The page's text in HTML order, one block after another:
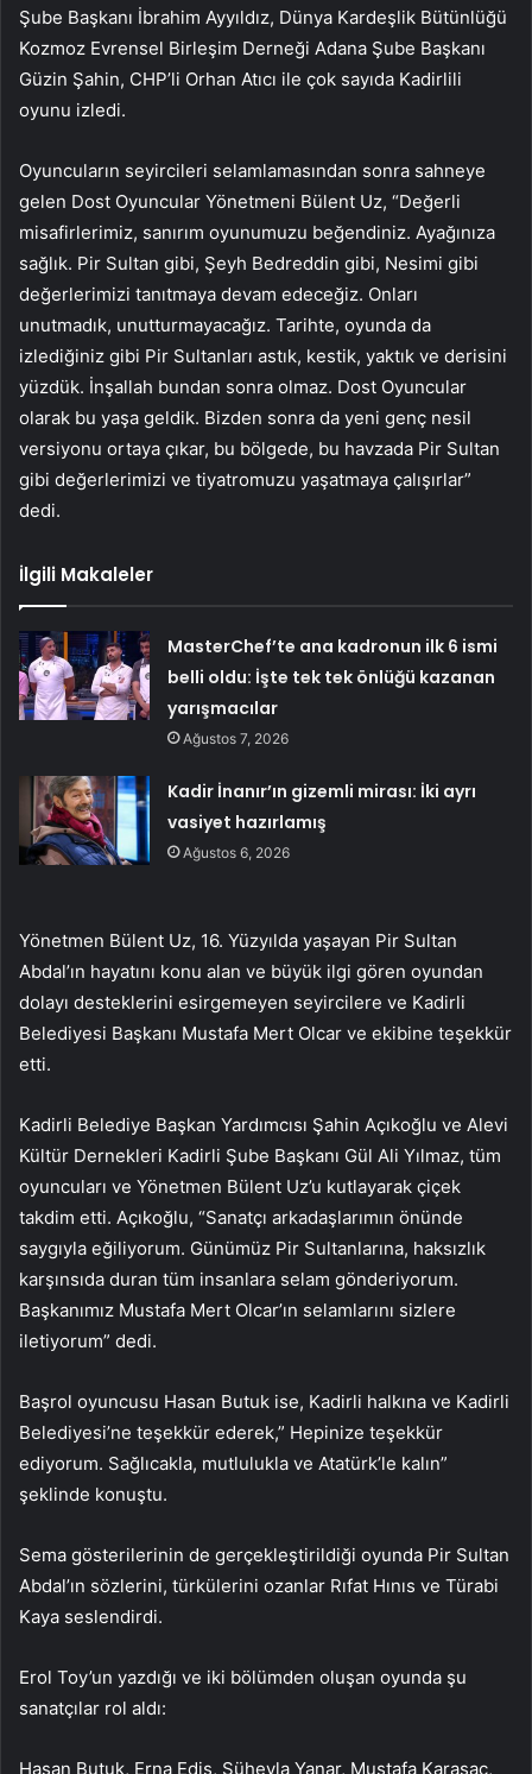
Şube Başkanı İbrahim Ayyıldız, Dünya Kardeşlik Bütünlüğü
Kozmoz Evrensel Birleşim Derneği Adana Şube Başkanı
Güzin Şahin, CHP’li Orhan Atıcı ile çok sayıda Kadirlili
oyunu izledi.
Oyuncuların seyircileri selamlamasından sonra sahneye
gelen Dost Oyuncular Yönetmeni Bülent Uz, “Değerli
misafirlerimiz, sanırım oyunumuzu beğendiniz. Ayağınıza
sağlık. Pir Sultan gibi, Şeyh Bedreddin gibi, Nesimi gibi
değerlerimizi tanıtmaya devam edeceğiz. Onları
unutmadık, unutturmayacağız. Tarihte, oyunda da
izlediğiniz gibi Pir Sultanları astık, kestik, yaktık ve derisini
yüzdük. İnşallah bundan sonra olmaz. Dost Oyuncular
olarak bu yaşa geldik. Bizden sonra da yeni genç nesil
versiyonu ortaya çıkar, bu bölgede, bu havzada Pir Sultan
gibi değerlerimizi ve tiyatromuzu yaşatmaya çalışırlar”
dedi.
İlgili Makaleler
MasterChef’te ana kadronun ilk 6 ismi
belli oldu: İşte tek tek önlüğü kazanan
yarışmacılar
Ağustos 7, 2026
Kadir İnanır’ın gizemli mirası: İki ayrı
vasiyet hazırlamış
Ağustos 6, 2026
Yönetmen Bülent Uz, 16. Yüzyılda yaşayan Pir Sultan
Abdal’ın hayatını konu alan ve büyük ilgi gören oyundan
dolayı desteklerini esirgemeyen seyircilere ve Kadirli
Belediyesi Başkanı Mustafa Mert Olcar ve ekibine teşekkür
etti.
Kadirli Belediye Başkan Yardımcısı Şahin Açıkoğlu ve Alevi
Kültür Dernekleri Kadirli Şube Başkanı Gül Ali Yılmaz, tüm
oyuncuları ve Yönetmen Bülent Uz’u kutlayarak çiçek
takdim etti. Açıkoğlu, “Sanatçı arkadaşlarımın önünde
saygıyla eğiliyorum. Günümüz Pir Sultanlarına, haksızlık
karşınsıda duran tüm insanlara selam gönderiyorum.
Başkanımız Mustafa Mert Olcar’ın selamlarını sizlere
iletiyorum” dedi.
Başrol oyuncusu Hasan Butuk ise, Kadirli halkına ve Kadirli
Belediyesi’ne teşekkür ederek,” Hepinize teşekkür
ediyorum. Sağlıcakla, mutlulukla ve Atatürk’le kalın”
şeklinde konuştu.
Sema gösterilerinin de gerçekleştirildiği oyunda Pir Sultan
Abdal’ın sözlerini, türkülerini ozanlar Rıfat Hınıs ve Türabi
Kaya seslendirdi.
Erol Toy’un yazdığı ve iki bölümden oluşan oyunda şu
sanatçılar rol aldı:
Hasan Butuk, Erna Edis, Süheyla Yanar, Mustafa Karasaç,